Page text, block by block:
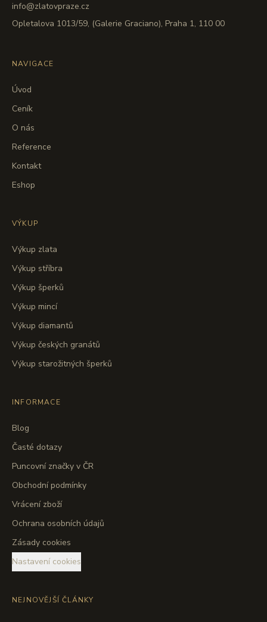
info@zlatovpraze.cz
Opletalova 1013/59, (Galerie Graciano), Praha 1, 110 00
NAVIGACE
Úvod
Ceník
O nás
Reference
Kontakt
Eshop
VÝKUP
Výkup zlata
Výkup stříbra
Výkup šperků
Výkup mincí
Výkup diamantů
Výkup českých granátů
Výkup starožitných šperků
INFORMACE
Blog
Časté dotazy
Puncovní značky v ČR
Obchodní podmínky
Vrácení zboží
Ochrana osobních údajů
Zásady cookies
Nastavení cookies
NEJNOVĚJŠÍ ČLÁNKY